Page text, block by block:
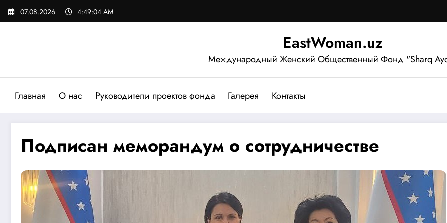
Перейти
07.08.2026 4:49:05 AM
EastWoman.uz
Международный Женский Общественный Фонд "Sharq
Главная О нас Руководители проектов фонда Галерея Контакты
Подписан меморандум о сотрудничестве